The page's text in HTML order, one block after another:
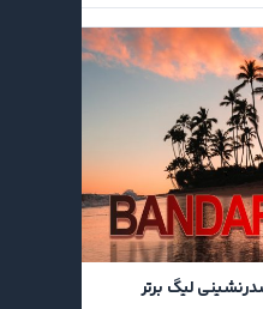
لیگ برتر